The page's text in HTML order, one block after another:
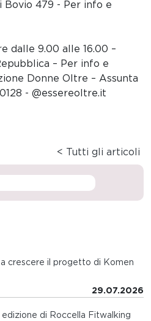
Bovio 479 - Per info e
dalle 9.00 alle 16.00 –
– Per info e
Donne Oltre – Assunta
- @essereoltre.it
< Tutti gli articoli
crescere il progetto di Komen
29.07.2026
di Roccella Fitwalking